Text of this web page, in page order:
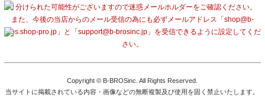
り分けられた可能性がございますので迷惑メールホルダーをご確認ください。
また、今後の当店からのメール受信の為にも必ずメールアドレス「shop@b-
bros.shop-pro.jp」と「support@b-brosinc.jp」を受信できるように設定してくだ
さい。
Copyright © B-BROSinc. All Rights Reserved.
当サイトに掲載されている内容・画像などの無断複製及び使用を固く禁止いたします。